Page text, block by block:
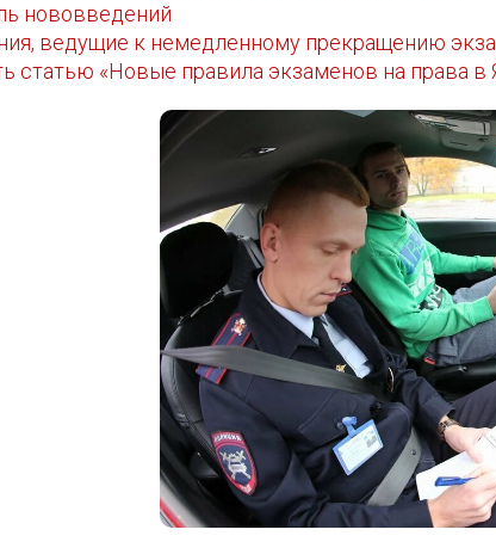
нововведений
ведущие к немедленному прекращению
статью «Новые правила экзаменов на права